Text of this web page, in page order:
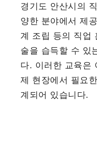
경기도 안산시의
양한 분야에서 제
계 조립 등의 직업
술을 습득할 수 있
다. 이러한 교육은
제 현장에서 필요
계되어 있습니다.